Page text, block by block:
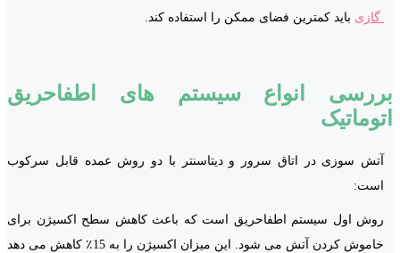
گازی باید کمترین فضای ممکن را استفاده کند.
بررسی انواع سیستم های اطفاحریق
اتوماتیک
آتش سوزی در اتاق سرور و دیتاسنتر با دو روش عمده قابل سرکوب
است:
روش اول سیستم اطفاحریق است که باعث کاهش سطح اکسیژن برای
خاموش کردن آتش می شود. این میزان اکسیژن را به 15٪ کاهش می دهد